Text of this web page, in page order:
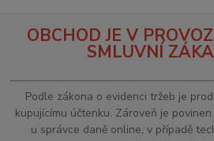
OBCHOD JE V
SMLUVNÍ
Podle zákona o evidenci tržeb je
kupujícímu účtenku. Zároveň je
u správce daně online, v případě